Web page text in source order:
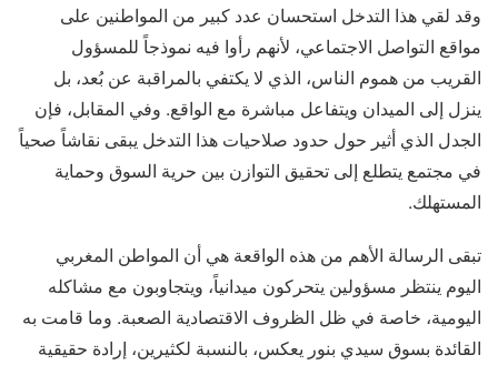
وقد لقي هذا التدخل استحسان عدد كبير من المواطنين على
مواقع التواصل الاجتماعي، لأنهم رأوا فيه نموذجاً للمسؤول
القريب من هموم الناس، الذي لا يكتفي بالمراقبة عن بُعد، بل
ينزل إلى الميدان ويتفاعل مباشرة مع الواقع. وفي المقابل، فإن
الجدل الذي أثير حول حدود صلاحيات هذا التدخل يبقى نقاشاً صحياً
في مجتمع يتطلع إلى تحقيق التوازن بين حرية السوق وحماية
المستهلك.
تبقى الرسالة الأهم من هذه الواقعة هي أن المواطن المغربي
اليوم ينتظر مسؤولين يتحركون ميدانياً، ويتجاوبون مع مشاكله
اليومية، خاصة في ظل الظروف الاقتصادية الصعبة. وما قامت به
القائدة بسوق سيدي بنور يعكس، بالنسبة لكثيرين، إرادة حقيقية